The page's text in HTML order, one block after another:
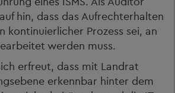
hin, dass das Aufrechterhalten
kontinuierlicher Prozess sei, an
werden muss.
erfreut, dass mit Landrat
erkennbar hinter dem